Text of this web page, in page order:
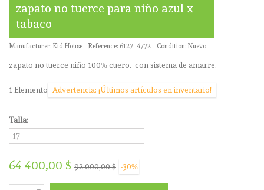
zapato no tuerce para niño azul x
tabaco
Manufacturer: Kid House Reference: 6127_4772 Condition: Nuevo
zapato no tuerce niño 100% cuero. con sistema de amarre.
1 Elemento Advertencia: ¡Últimos artículos en inventario!
Talla:
64 400,00 $ 92 000,00 $ -30%